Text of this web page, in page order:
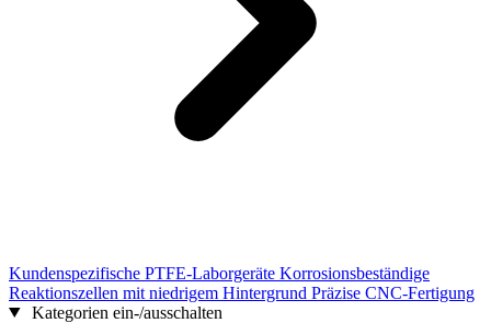
Kundenspezifische PTFE-Laborgeräte Korrosionsbeständige
Reaktionszellen mit niedrigem Hintergrund Präzise CNC-Fertigung
Kategorien ein-/ausschalten